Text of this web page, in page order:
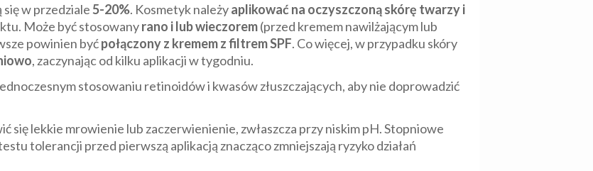
w przedziale5-20%. Kosmetyk należyaplikować na oczyszczoną skórę twarzy i
Może być stosowanyrano i lub wieczorem(przed kremem nawilżającym lub
powinien byćpołączony z kremem z filtrem SPF. Co więcej, w przypadku skóry
, zaczynając od kilku aplikacji w tygodniu.
stosowaniu retinoidów i kwasów złuszczających, aby nie doprowadzić
się lekkie mrowienie lub zaczerwienienie, zwłaszcza przy niskim pH. Stopniowe
tolerancji przed pierwszą aplikacją znacząco zmniejszają ryzyko działań